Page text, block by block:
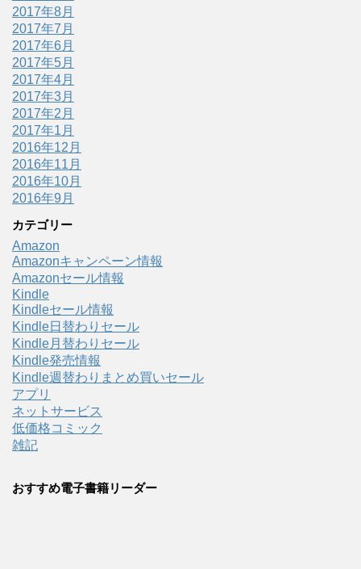
2017年8月
2017年7月
2017年6月
2017年5月
2017年4月
2017年3月
2017年2月
2017年1月
2016年12月
2016年11月
2016年10月
2016年9月
カテゴリー
Amazon
Amazonキャンペーン情報
Amazonセール情報
Kindle
Kindleセール情報
Kindle日替わりセール
Kindle月替わりセール
Kindle発売情報
Kindle週替わりまとめ買いセール
アプリ
ネットサービス
低価格コミック
雑記
おすすめ電子書籍リーダー